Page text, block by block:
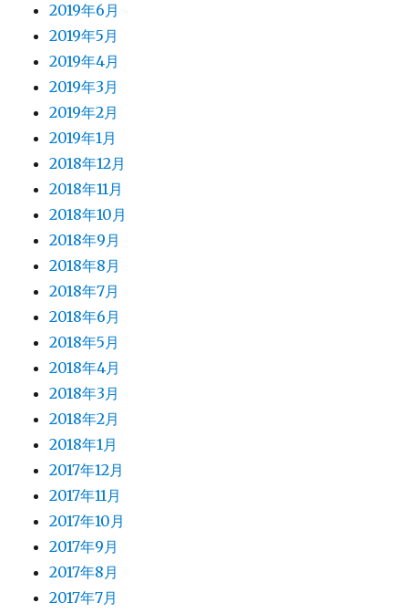
2019年6月
2019年5月
2019年4月
2019年3月
2019年2月
2019年1月
2018年12月
2018年11月
2018年10月
2018年9月
2018年8月
2018年7月
2018年6月
2018年5月
2018年4月
2018年3月
2018年2月
2018年1月
2017年12月
2017年11月
2017年10月
2017年9月
2017年8月
2017年7月